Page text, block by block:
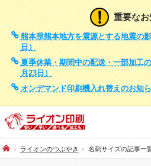
重要な
熊本県熊本地方を震源とする地震の
日）
夏季休業・期間中の配送・一部加工
月23日）
オンデマンド印刷機入れ替えのお知
ライオンのつぶやき 名刺サイズの記事一